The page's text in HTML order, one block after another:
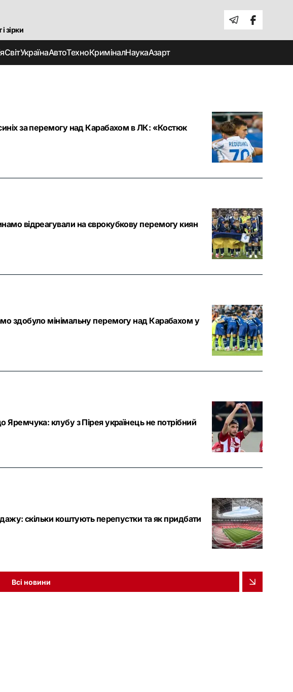
зірки
СвітУкраїнаАвтоТехноКриміналНаукаАзарт
за перемогу над Карабахом в ЛК: «Костюк
відреагували на єврокубкову перемогу киян
здобуло мінімальну перемогу над Карабахом у
клубу з Пірея українець не потрібний
скільки коштують перепустки та як придбати
Всі новини